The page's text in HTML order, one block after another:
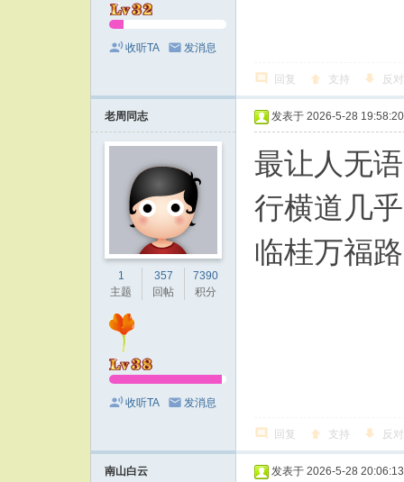
收听TA 发消息
回复 支持 反对
老周同志
1
主题
357
回帖
7390
积分
收听TA 发消息
发表于 2026-5-28 19:58:20
最让人无
行横道几
临桂万福
回复 支持 反对
南山白云 发表于 2026-5-28 20:06:13